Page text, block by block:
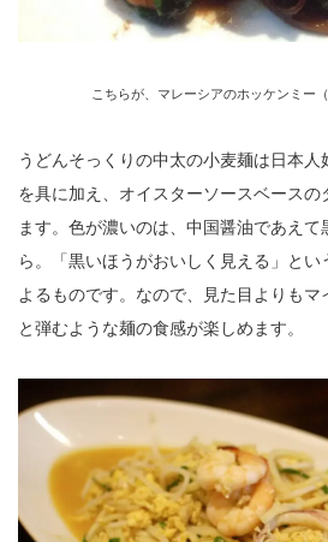
こちらが、マレーシアのホッケンミー
うどんそっくりの中太の小麦麺は日本
を具に加え、オイスターソースベース
ます。色が濃いのは、中国醤油であえ
ら。「黒いほうがおいしく見える」と
よるものです。なので、見た目よりもマ
と弾むような麺の食感が楽しめます。